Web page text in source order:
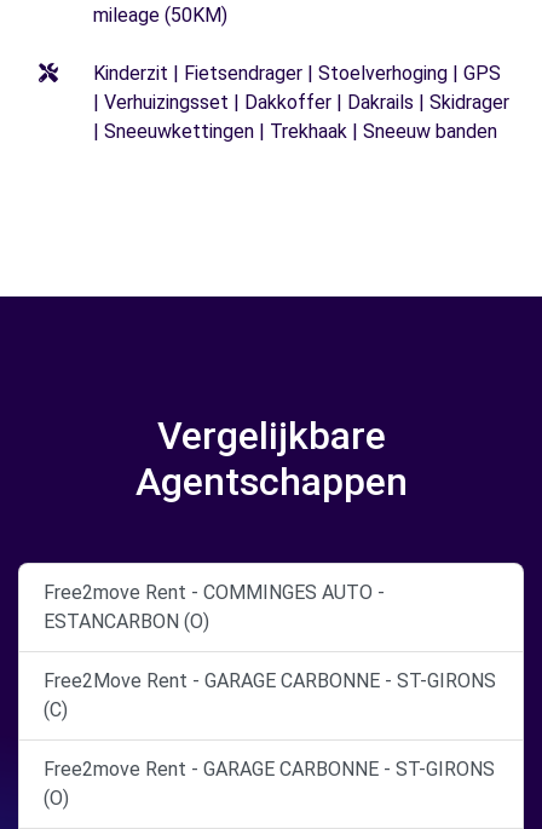
mileage (50KM)
Kinderzit | Fietsendrager | Stoelverhoging | GPS
| Verhuizingsset | Dakkoffer | Dakrails | Skidrager
| Sneeuwkettingen | Trekhaak | Sneeuw banden
Vergelijkbare
Agentschappen
Free2move Rent - COMMINGES AUTO -
ESTANCARBON (O)
Free2Move Rent - GARAGE CARBONNE - ST-GIRONS
(C)
Free2move Rent - GARAGE CARBONNE - ST-GIRONS
(O)